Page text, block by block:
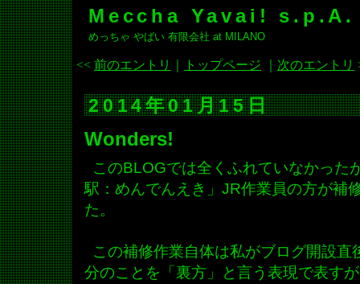
Meccha Yavai! s.p.A.
めっちゃ やばい 有限会社 at MILANO
<< 前のエントリ トップページ 次のエントリ
2014年01月15日
Wonders!
このBLOGでは全くふれていなかった
駅：めんでんえき」JR作業員の方が補
た。
この補修作業自体は私がブログ開設直
分のことを「裏方」と言う表現で表す